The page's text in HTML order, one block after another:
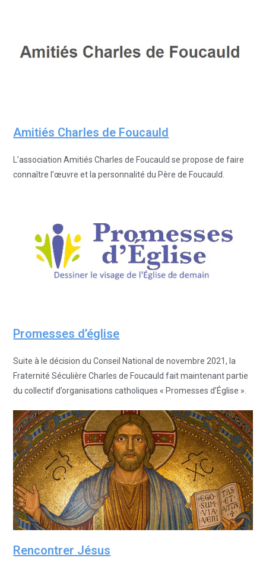
Amitiés Charles de Foucauld
L’association Amitiés Charles de Foucauld se propose de faire
connaître l’œuvre et la personnalité du Père de Foucauld.
Promesses d’église
Suite à le décision du Conseil National de novembre 2021, la
Fraternité Séculière Charles de Foucauld fait maintenant partie
du collectif d’organisations catholiques « Promesses d’Église ».
Rencontrer Jésus